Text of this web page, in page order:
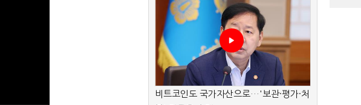
비트코인도 국가자산으로…'보관·평가·처